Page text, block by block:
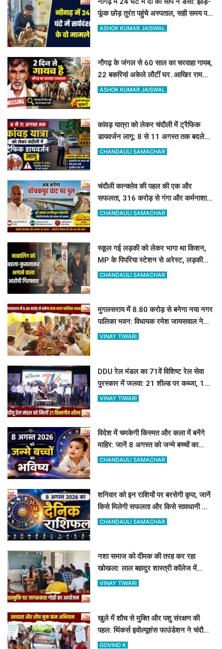
फूंक छोड़ तुरंत पहुंचे अस्पताल, सही समय पर
इलाज से बच गयी जान
ASHOK KUMAR JAISWAL
नौगढ़ के जंगल से 60 साल का चरवाहा गायब,
22 बकरियां अकेले लौटीं घर..आखिर रामलाल
कहां गए?
ASHOK KUMAR JAISWAL
कांवड़ यात्रा को लेकर चंदौली में ट्रैफिक
डायवर्जन लागू: 8 से 11 अगस्त तक बदले
रहेंगे ये रास्ते, देखें पूरी लिस्ट
CHANDAULI SAMACHAR
चंदौली कान्क्लेव की पहल की एक और
सफलता, 316 करोड़ से गंगा और कर्मनाशा
नदी पर बनेंगे 2 नए पुल
CHANDAULI SAMACHAR
स्कूल गई लड़की को लेकर भागा था किशन,
MP के पिपरिया स्टेशन से अरेस्ट, लड़की
सकुशल बरामद
CHANDAULI SAMACHAR
मुगलसराय में 8.80 करोड़ से बनेगा नया नगर
पालिका भवन: विधायक रमेश जायसवाल ने
किया भूमि पूजन
VINAY TIWARI
DDU रेल मंडल का 71वें विशिष्ट रेल सेवा
पुरस्कार में जलवा: 21 शील्ड पर कब्जा, 16
रेलकर्मी भी सम्मानित
VINAY TIWARI
विदेश में चमकेगी किस्मत और कला में बनेंगे
माहिर: जानें 8 अगस्त को जन्मे बच्चों का
जीवन और आज का राशिफल
CHANDAULI SAMACHAR
शनिवार को इन राशियों पर बरसेगी कृपा, जानें
किसे मिलेगी सफलता और किसे सावधानी की
जरूरत
CHANDAULI SAMACHAR
नशा समाज को दीमक की तरह कर रहा
खोखला: लाल बहादुर शास्त्री कॉलेज में
नशामुक्ति गोष्ठी का आयोजन
VINAY TIWARI
खुले में शौच से मुक्ति और पशु संरक्षण की
पहल: थिंकर्स इवोल्यूशंस फाउंडेशन ने चंदौली
के गांवों में चलाया अभियान
GOVIND K